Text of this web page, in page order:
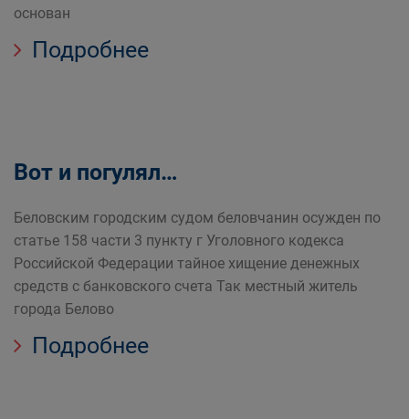
основан
Подробнее
Вот и погулял…
Беловским городским судом беловчанин осужден по
статье 158 части 3 пункту г Уголовного кодекса
Российской Федерации тайное хищение денежных
средств с банковского счета Так местный житель
города Белово
Подробнее